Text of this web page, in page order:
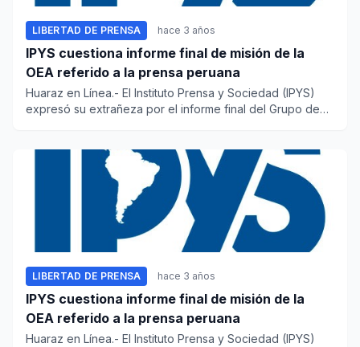
LIBERTAD DE PRENSA hace 3 años
IPYS cuestiona informe final de misión de la
OEA referido a la prensa peruana
Huaraz en Línea.- El Instituto Prensa y Sociedad (IPYS)
expresó su extrañeza por el informe final del Grupo de
LIBERTAD DE PRENSA hace 3 años
IPYS cuestiona informe final de misión de la
OEA referido a la prensa peruana
Huaraz en Línea.- El Instituto Prensa y Sociedad (IPYS)